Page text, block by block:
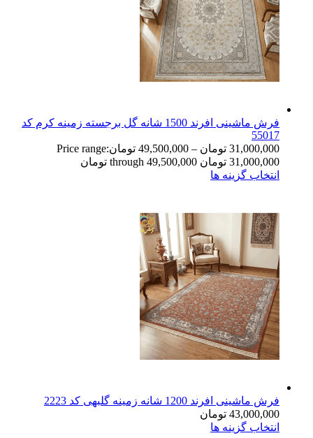
فرش ماشینی افرند 1500 شانه گل برجسته زمینه کرم کد
55017
31,000,000 تومان –
49,500,000 تومانPrice range:
31,000,000 تومان through 49,500,000 تومان
انتخاب گزینه ها
فرش ماشینی افرند 1200 شانه زمینه گلبهی کد 2223
43,000,000 تومان
انتخاب گزینه ها